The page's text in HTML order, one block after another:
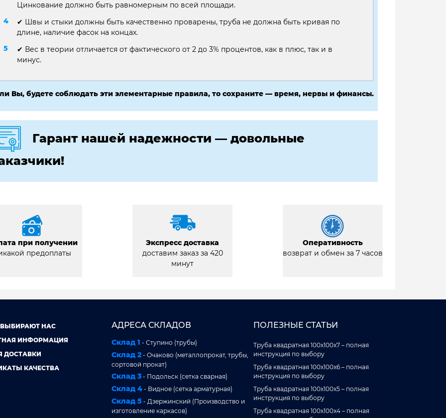
Цинкование должно быть равномерным по всей площади.
✔ Швы и стыки должны быть качественно проварены, труба не должна быть кривая по
длине, наличие фасок на концах.
✔ Вес в теории отличается от фактического от 2 до 3% процентов, как в плюс, так и в
минус.
Вы, будете соблюдать эти элементарные правила, то сохраните — время, нервы и финансы.
Гарант нашей надежности — довольные
при получении
предоплаты
Экспресс доставка
доставим заказ за 420
минут
Оперативность
возврат и обмен за 7 часов
НАС
ИНФОРМАЦИЯ
ДОСТАВКИ
КАЧЕСТВА
АДРЕСА СКЛАДОВ
Склад 1 - Ступино (трубы)
Склад 2 - Очаково (металлопрокат, трубы,
сортовой прокат)
Склад 3 - Подольск (сетка сварная)
Склад 4 - Видное (сетка арматурная)
Склад 5 - Дзержинский (Производство и
изготовление каркасов)
ПОЛЕЗНЫЕ СТАТЬИ
Труба квадратная 100x100x7 – полная
инструкция по выбору
Труба квадратная 100x100x6 – полная
инструкция по выбору
Труба квадратная 100x100x5 – полная
инструкция по выбору
Труба квадратная 100x100x4 – полная